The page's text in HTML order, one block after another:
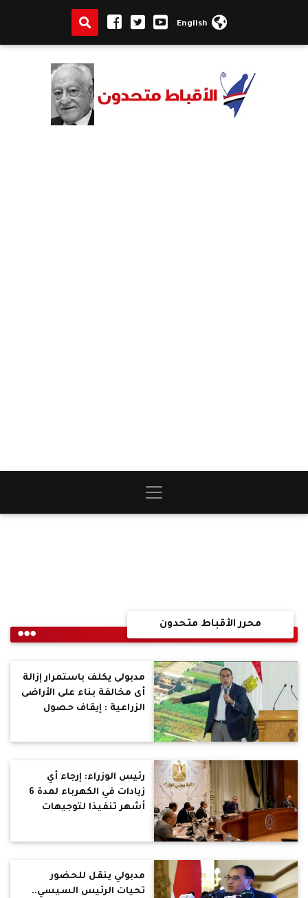
English
محرر الأقباط متحدون
مدبولى يكلف باستمرار إزالة
أى مخالفة بناء على الأراضى
الزراعية : إيقاف حصول
رئيس الوزراء: إرجاء أي
زيادات في الكهرباء لمدة 6
أشهر تنفيذا لتوجيهات
مدبولي ينقل للحضور
تحيات الرئيس السيسي..